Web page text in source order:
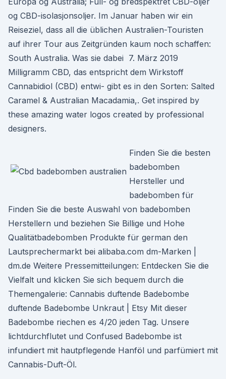
og CBD-isolasjonsoljer. Im Januar haben wir ein
Reiseziel, dass all die üblichen Australien-Touristen
auf ihrer Tour aus Zeitgründen kaum noch schaffen:
South Australia. Was sie dabei 7. März 2019
Milligramm CBD, das entspricht dem Wirkstoff
Cannabidiol (CBD) entwi- gibt es in den Sorten: Salted
Caramel & Australian Macadamia,. Get inspired by
these amazing water logos created by professional
designers.
Finden Sie die besten
badebomben
Hersteller und
badebomben für
Finden Sie die beste Auswahl von badebomben
Herstellern und beziehen Sie Billige und Hohe
Qualitätbadebomben Produkte für german den
Lautsprechermarkt bei alibaba.com dm-Marken |
dm.de Weitere Pressemitteilungen: Entdecken Sie die
Vielfalt und klicken Sie sich bequem durch die
Themengalerie: Cannabis duftende Badebombe
duftende Badebombe Unkraut | Etsy Mit dieser
Badebombe riechen es 4/20 jeden Tag. Unsere
lichtdurchflutet und Confused Badebombe ist
infundiert mit hautpflegende Hanföl und parfümiert mit
Cannabis-Duft-Öl.